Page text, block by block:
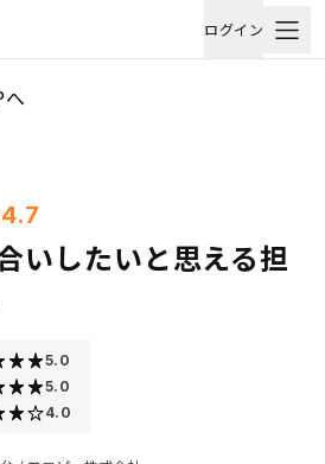
ログイン
4.7
いしたいと思える担
5.0
5.0
4.0